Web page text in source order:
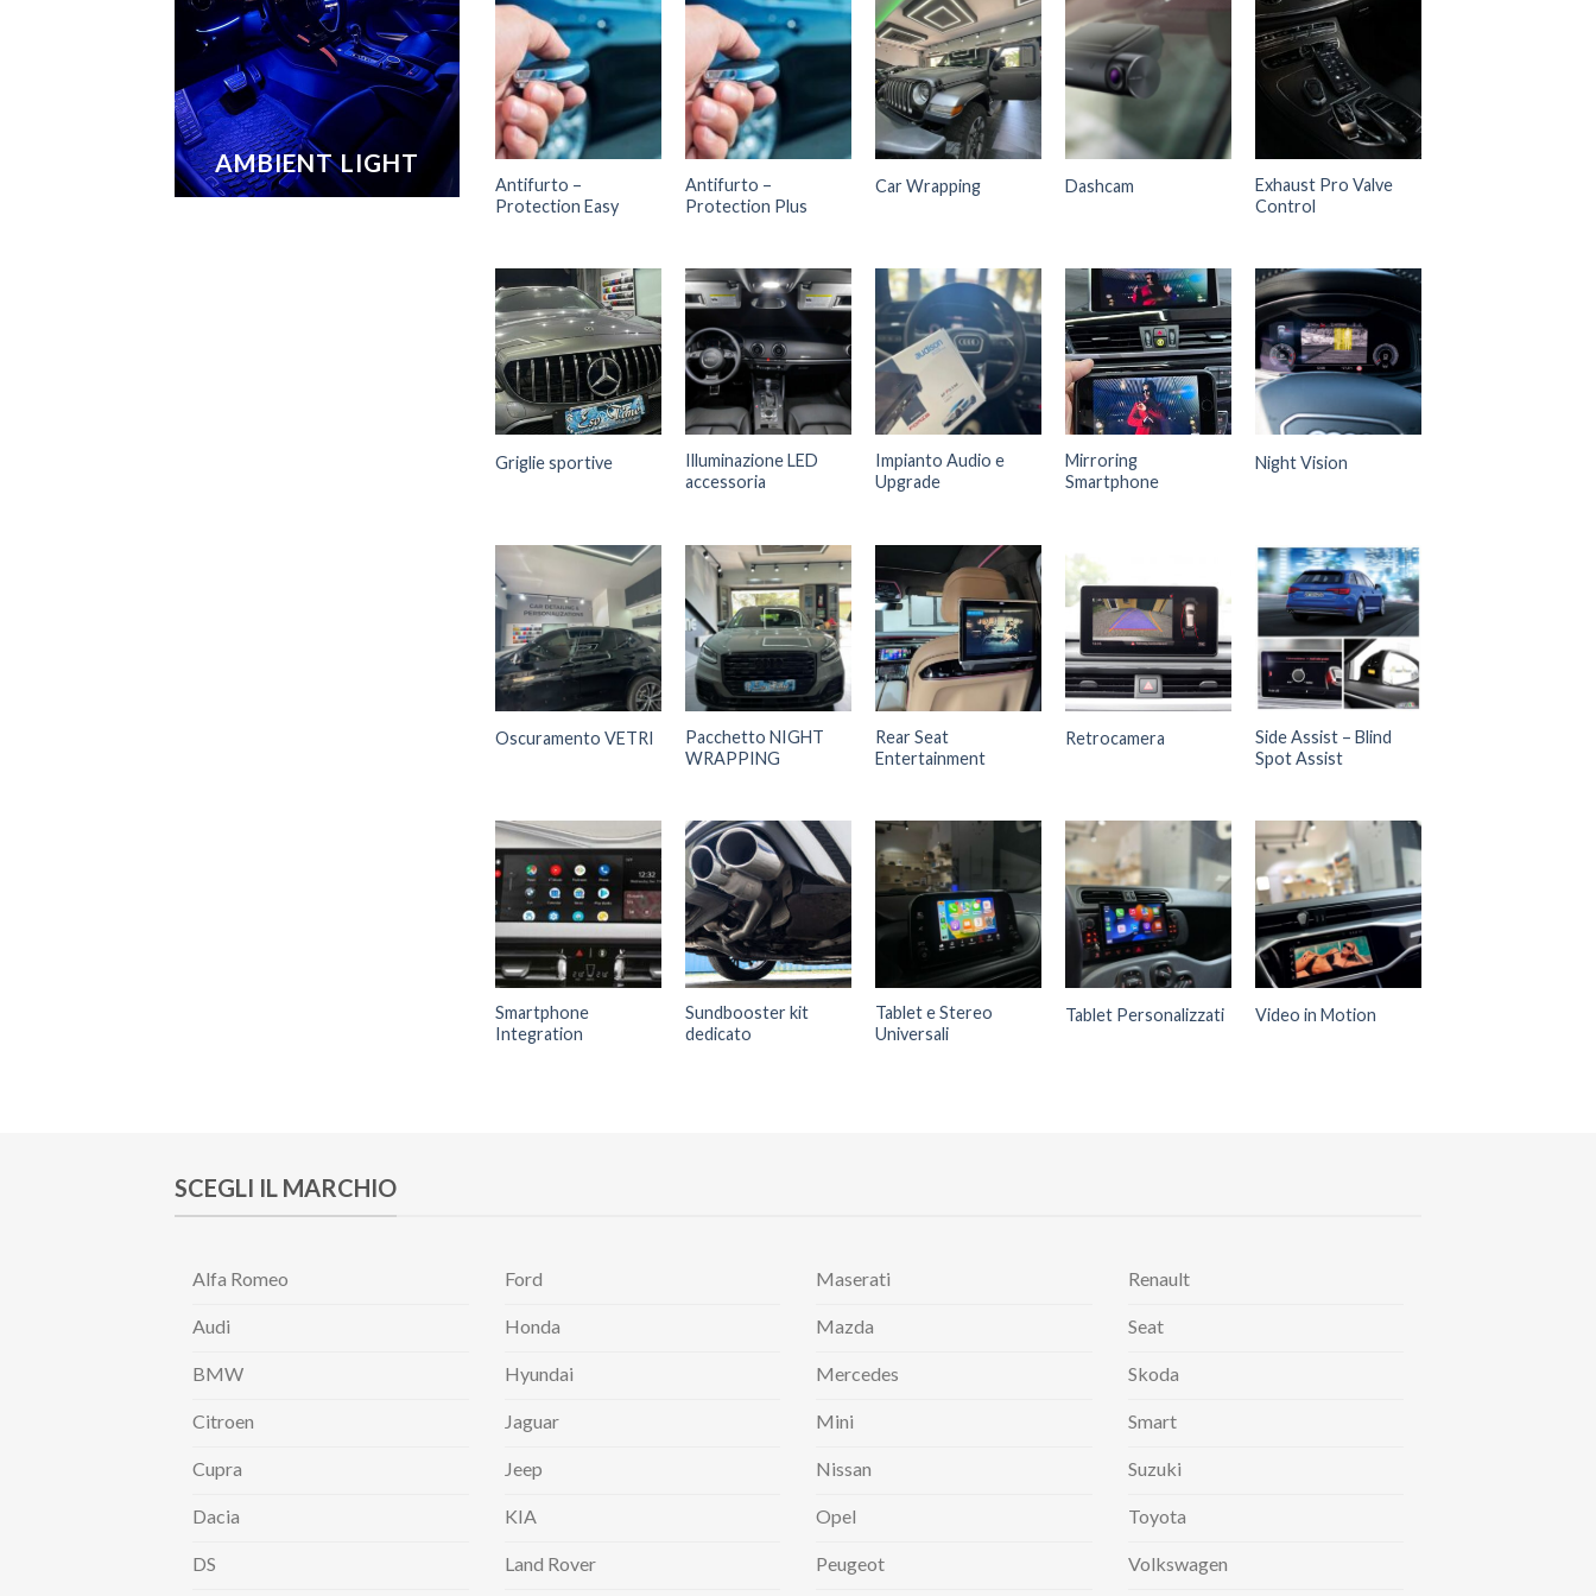
AMBIENT LIGHT
Antifurto –
Protection Easy
Antifurto –
Protection Plus
Car Wrapping Dashcam
Exhaust Pro Valve
Control
Griglie sportive
Illuminazione LED
accessoria
Impianto Audio e
Upgrade
Mirroring
Smartphone
Night Vision
Oscuramento VETRI
Pacchetto NIGHT
WRAPPING
Rear Seat
Entertainment
Retrocamera
Side Assist – Blind
Spot Assist
Smartphone
Integration
Sundbooster kit
dedicato
Tablet e Stereo
Universali
Tablet Personalizzati Video in Motion
SCEGLI IL MARCHIO
Alfa Romeo
Audi
BMW
Citroen
Cupra
Dacia
DS
Ford
Honda
Hyundai
Jaguar
Jeep
KIA
Land Rover
Maserati
Mazda
Mercedes
Mini
Nissan
Opel
Peugeot
Renault
Seat
Skoda
Smart
Suzuki
Toyota
Volkswagen